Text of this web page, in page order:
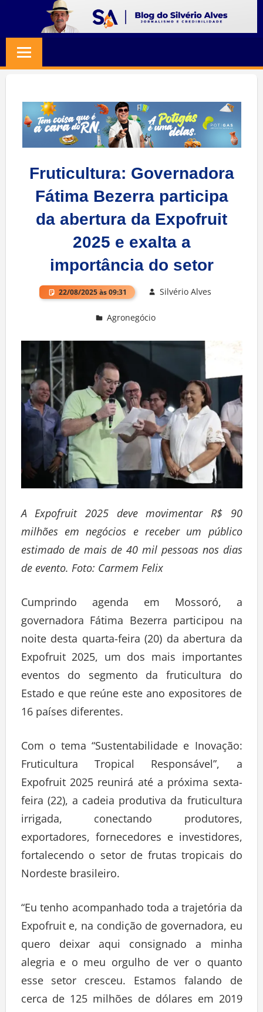
content
SILVERIO
ALVES
Jornalismo
Credibilidade
Fruticultura: Governadora
Fátima Bezerra participa
da abertura da Expofruit
2025 e exalta a
importância do setor
22/08/2025 às 09:31 Silvério Alves
Agronegócio
A Expofruit 2025 deve movimentar R$ 90
milhões em negócios e receber um público
estimado de mais de 40 mil pessoas nos dias
de evento. Foto: Carmem Felix
Cumprindo agenda em Mossoró, a
governadora Fátima Bezerra participou na
noite desta quarta-feira (20) da abertura da
Expofruit 2025, um dos mais importantes
eventos do segmento da fruticultura do
Estado e que reúne este ano expositores de
16 países diferentes.
Com o tema “Sustentabilidade e Inovação:
Fruticultura Tropical Responsável”, a
Expofruit 2025 reunirá até a próxima sexta-
feira (22), a cadeia produtiva da fruticultura
irrigada, conectando produtores,
exportadores, fornecedores e investidores,
fortalecendo o setor de frutas tropicais do
Nordeste brasileiro.
“Eu tenho acompanhado toda a trajetória da
Expofruit e, na condição de governadora, eu
quero deixar aqui consignado a minha
alegria e o meu orgulho de ver o quanto
esse setor cresceu. Estamos falando de
cerca de 125 milhões de dólares em 2019